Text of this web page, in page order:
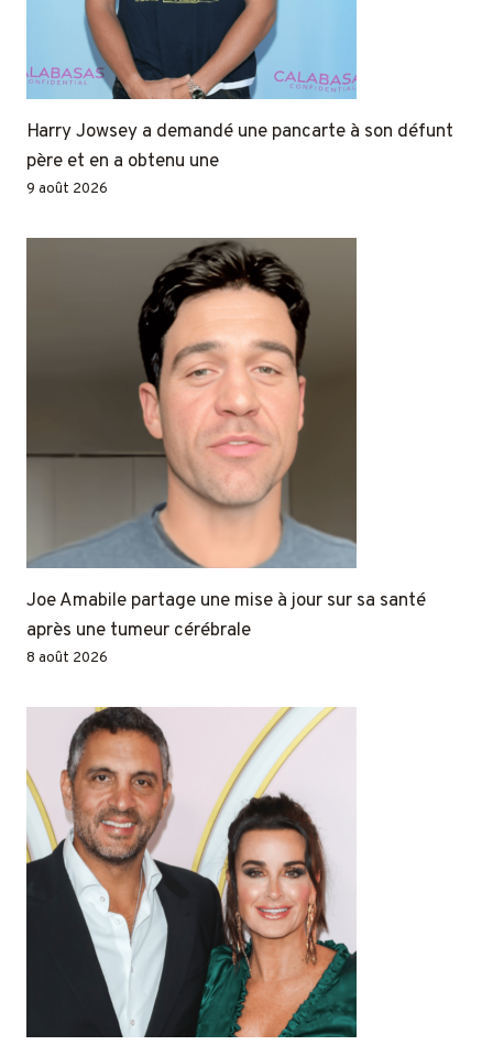
Harry Jowsey a demandé une pancarte à son défunt
père et en a obtenu une
9 août 2026
Joe Amabile partage une mise à jour sur sa santé
après une tumeur cérébrale
8 août 2026